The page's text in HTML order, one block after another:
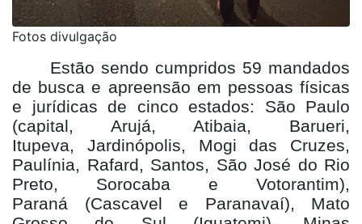
Fotos divulgação
Estão sendo cumpridos 59 mandados
de busca e apreensão em pessoas físicas
e jurídicas de cinco estados: São Paulo
(capital, Arujá, Atibaia, Barueri,
Itupeva, Jardinópolis, Mogi das Cruzes,
Paulínia, Rafard, Santos, São José do Rio
Preto, Sorocaba e Votorantim),
Paraná (Cascavel e Paranavaí), Mato